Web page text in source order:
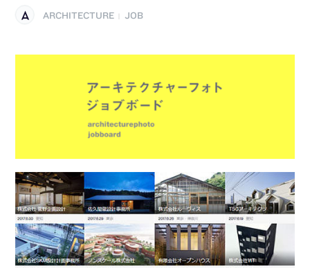
ARCHITECTURE JOB